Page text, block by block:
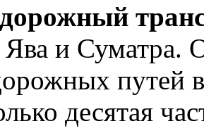
Ява и Суматра.
путей
десятая